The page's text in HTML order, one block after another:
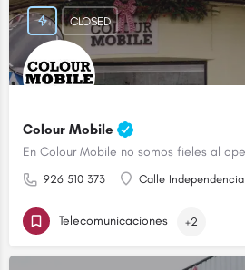
Colour Mobile
926 510 373 Calle Independencia
CLOSED
Telecomunicaciones +2